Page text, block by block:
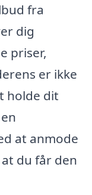
fra
dig
priser,
er ikke
holde dit
at anmode
du får den